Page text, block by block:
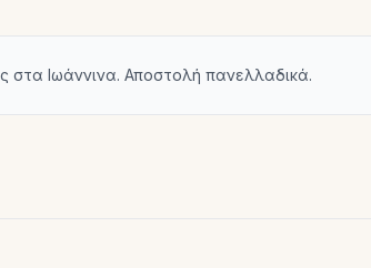
Ιωάννινα. Αποστολή πανελλαδικά.